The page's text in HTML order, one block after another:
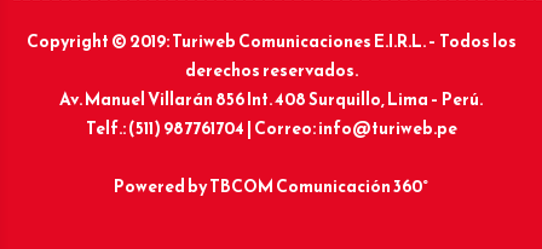
Copyright © 2019: Turiweb Comunicaciones E.I.R.L. – Todos los
derechos reservados.
Av. Manuel Villarán 856 Int. 408 Surquillo, Lima – Perú.
Telf.: (511) 987761704 | Correo: info@turiweb.pe
Powered byTBCOM Comunicación 360°